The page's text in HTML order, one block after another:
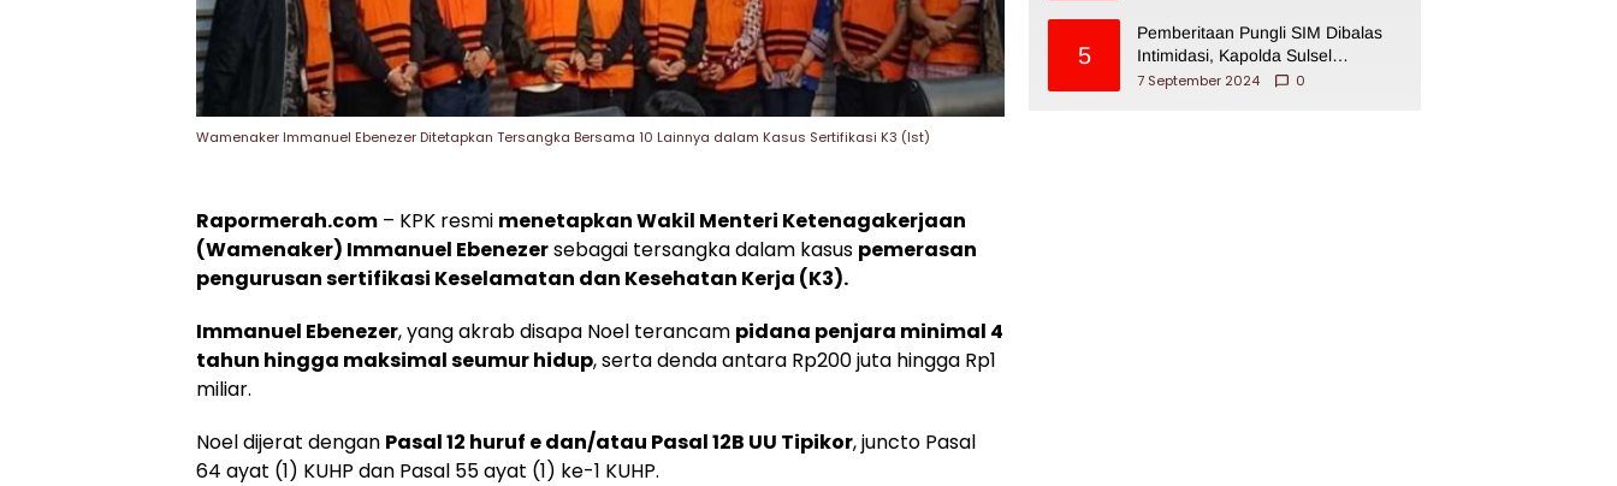
Wamenaker Immanuel Ebenezer Ditetapkan Tersangka Bersama 10 Lainnya dalam Kasus Sertifikasi K3 (Ist)
Rapormerah.com – KPK resmi menetapkan Wakil Menteri Ketenagakerjaan
(Wamenaker) Immanuel Ebenezersebagai tersangka dalam kasus pemerasan
pengurusan sertifikasi Keselamatan dan Kesehatan Kerja (K3).
Immanuel Ebenezer, yang akrab disapa Noel terancam pidana penjara minimal 4
tahun hingga maksimal seumur hidup, serta denda antara Rp200 juta hingga Rp1
miliar.
Noel dijerat dengan Pasal 12 huruf e dan/atau Pasal 12B UU Tipikor, juncto Pasal
64 ayat (1) KUHP dan Pasal 55 ayat (1) ke-1 KUHP.
5
Pemberitaan Pungli SIM Dibalas
Intimidasi, Kapolda Sulsel
Dikecam PJI Sulsel
7 September 2024 0